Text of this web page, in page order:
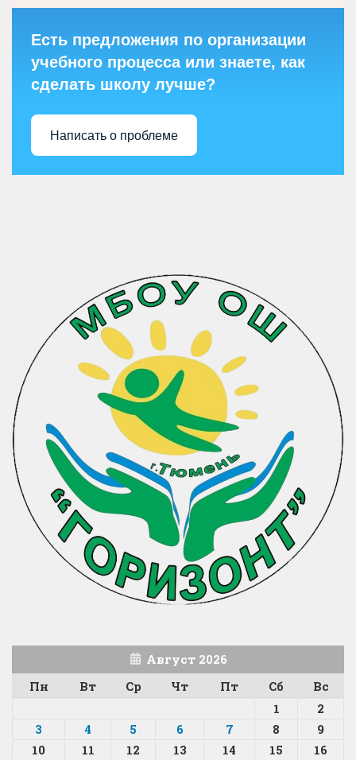
Есть предложения по организации
учебного процесса или знаете, как
сделать школу лучше?
Написать о проблеме
Август 2026
Пн
Вт Ср Чт Пт Сб
Вс
1
2
3
4 5 6 7 8
9
10
11 12 13 14 15
16